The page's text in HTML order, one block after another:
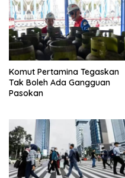
Komut Pertamina Tegaskan
Tak Boleh Ada Gangguan
Pasokan